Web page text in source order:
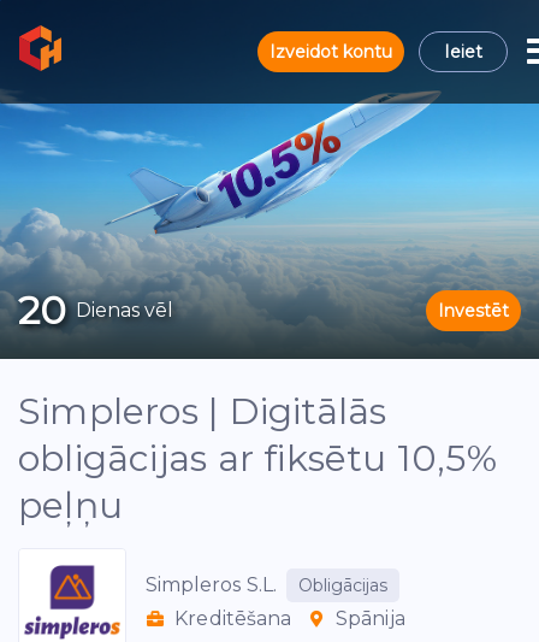
Izveidot kontu Ieiet
20 Dienas vēl Investēt
Simpleros | Digitālās
obligācijas ar fiksētu 10,5%
peļņu
Simpleros S.L. Obligācijas
Kreditēšana Spānija